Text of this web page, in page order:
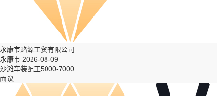
永康市路源工贸有限公司
永康市 2026-08-09
沙滩车装配工5000-7000
面议